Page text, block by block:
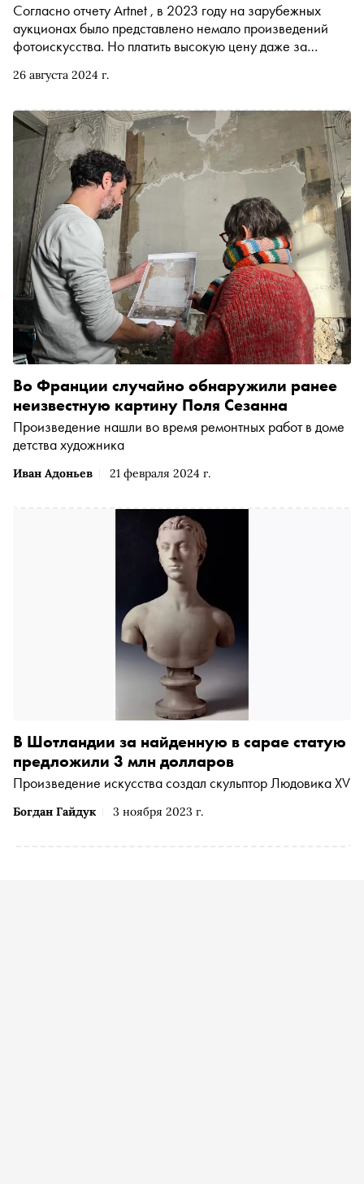
26 августа 2024 г.
Согласно отчету Artnet , в 2023 году на зарубежных
аукционах было представлено немало произведений
фотоискусства. Но платить высокую цену даже за
не очень хотели. Российский рынок фотоискусства
на 20%. При этом по ценам рынок за последние два
года вырос не менее чем в 5 раз. На маркетплейсах по
продаже искусства фотография занимает от 2 до 5%
каталога, а профильных галерей — по пальцам
пересчитать. «Сноб» разбирается, почему российский
рынок фотоискусства переживает кризис и как это
исправить
Иван Адоньев 21 февраля 2024 г.
Во Франции случайно обнаружили ранее
неизвестную картину Поля Сезанна
Произведение нашли во время ремонтных работ в доме
детства художника
Богдан Гайдук 3 ноября 2023 г.
В Шотландии за найденную в сарае статую
предложили 3 млн долларов
Произведение искусства создал скульптор Людовика XV